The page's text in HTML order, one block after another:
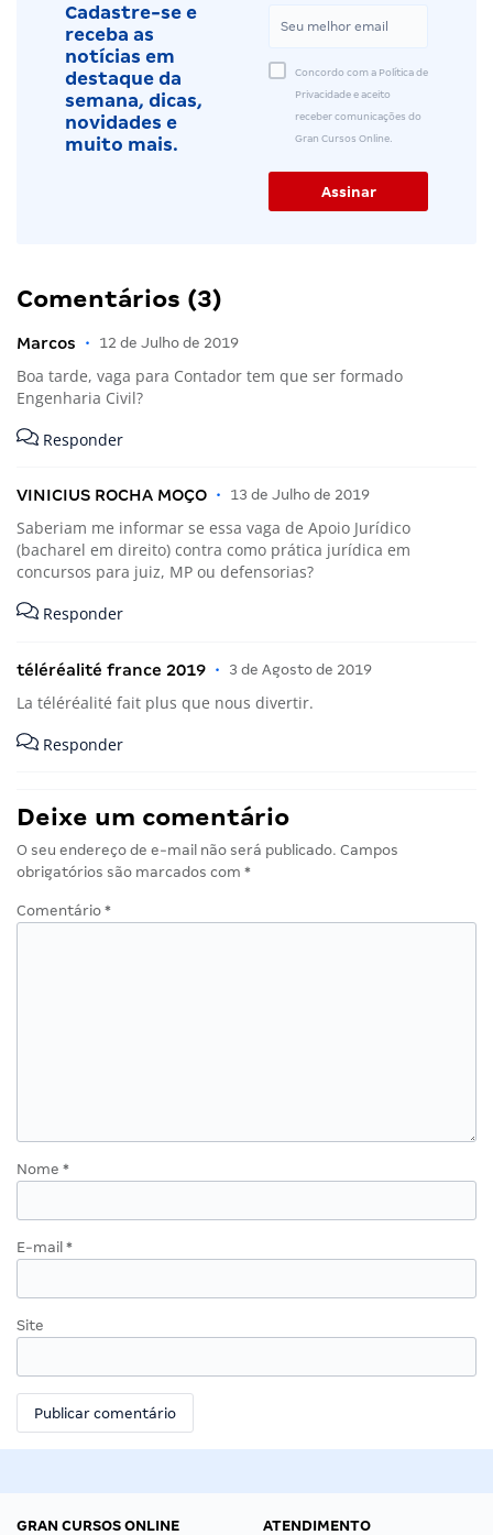
Cadastre-se e
receba as
notícias em
destaque da
semana, dicas,
novidades e
muito mais.
Concordo com a Política de
Privacidade e aceito
receber comunicações do
Gran Cursos Online.
Comentários (3)
Marcos • 12 de Julho de 2019
Boa tarde, vaga para Contador tem que ser formado
Engenharia Civil?
Responder
VINICIUS ROCHA MOÇO • 13 de Julho de 2019
Saberiam me informar se essa vaga de Apoio Jurídico
(bacharel em direito) contra como prática jurídica em
concursos para juiz, MP ou defensorias?
Responder
téléréalité france 2019 • 3 de Agosto de 2019
La téléréalité fait plus que nous divertir.
Responder
Deixe um comentário
O seu endereço de e-mail não será publicado. Campos
obrigatórios são marcados com *
Comentário *
Nome *
E-mail *
Site
GRAN CURSOS ONLINE
ATENDIMENTO